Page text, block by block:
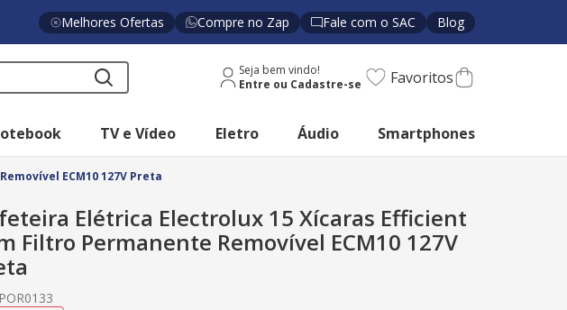
Melhores Ofertas Compre no Zap Fale com o SAC Blog
Seja bem vindo! Favoritos
TV e Vídeo Eletro Áudio Smartphones
ECM10 127V Preta
Elétrica Electrolux 15 Xícaras Efficient
Filtro Permanente Removível ECM10 127V
POR0133